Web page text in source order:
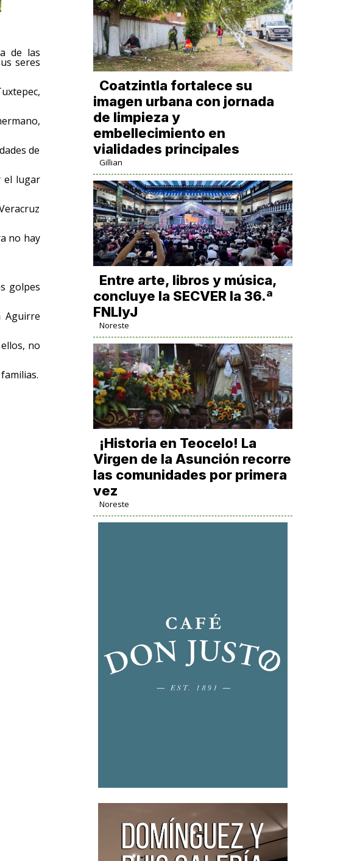
de las
seres
de
el lugar
no hay
golpes
Aguirre
no
Coatzintla fortalece su
imagen urbana con jornada
de limpieza y
embellecimiento en
vialidades principales
Gillian
Entre arte, libros y música,
concluye la SECVER la 36.ª
FNLIyJ
Noreste
​¡Historia en Teocelo! La
Virgen de la Asunción recorre
las comunidades por primera
vez
Noreste